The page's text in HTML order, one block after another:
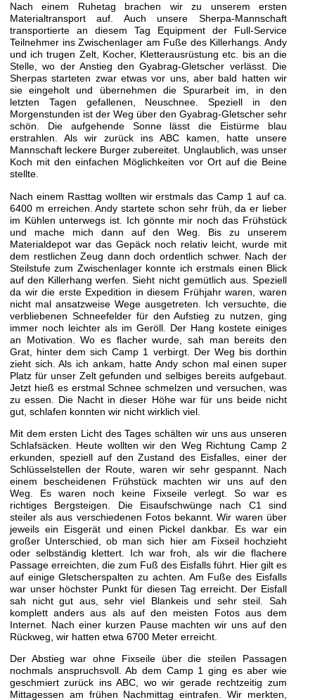
Nach einem Ruhetag brachen wir zu unserem ersten
Materialtransport auf. Auch unsere Sherpa-Mannschaft
transportierte an diesem Tag Equipment der Full-Service
Teilnehmer ins Zwischenlager am Fuße des Killerhangs. Andy
und ich trugen Zelt, Kocher, Kletterausrüstung etc. bis an die
Stelle, wo der Anstieg den Gyabrag-Gletscher verlässt. Die
Sherpas starteten zwar etwas vor uns, aber bald hatten wir
sie eingeholt und übernehmen die Spurarbeit im, in den
letzten Tagen gefallenen, Neuschnee. Speziell in den
Morgenstunden ist der Weg über den Gyabrag-Gletscher sehr
schön. Die aufgehende Sonne lässt die Eistürme blau
erstrahlen. Als wir zurück ins ABC kamen, hatte unsere
Mannschaft leckere Burger zubereitet. Unglaublich, was unser
Koch mit den einfachen Möglichkeiten vor Ort auf die Beine
stellte.
Nach einem Rasttag wollten wir erstmals das Camp 1 auf ca.
6400 m erreichen. Andy startete schon sehr früh, da er lieber
im Kühlen unterwegs ist. Ich gönnte mir noch das Frühstück
und mache mich dann auf den Weg. Bis zu unserem
Materialdepot war das Gepäck noch relativ leicht, wurde mit
dem restlichen Zeug dann doch ordentlich schwer. Nach der
Steilstufe zum Zwischenlager konnte ich erstmals einen Blick
auf den Killerhang werfen. Sieht nicht gemütlich aus. Speziell
da wir die erste Expedition in diesem Frühjahr waren, waren
nicht mal ansatzweise Wege ausgetreten. Ich versuchte, die
verbliebenen Schneefelder für den Aufstieg zu nutzen, ging
immer noch leichter als im Geröll. Der Hang kostete einiges
an Motivation. Wo es flacher wurde, sah man bereits den
Grat, hinter dem sich Camp 1 verbirgt. Der Weg bis dorthin
zieht sich. Als ich ankam, hatte Andy schon mal einen super
Platz für unser Zelt gefunden und selbiges bereits aufgebaut.
Jetzt hieß es erstmal Schnee schmelzen und versuchen, was
zu essen. Die Nacht in dieser Höhe war für uns beide nicht
gut, schlafen konnten wir nicht wirklich viel.
Mit dem ersten Licht des Tages schälten wir uns aus unseren
Schlafsäcken. Heute wollten wir den Weg Richtung Camp 2
erkunden, speziell auf den Zustand des Eisfalles, einer der
Schlüsselstellen der Route, waren wir sehr gespannt. Nach
einem bescheidenen Frühstück machten wir uns auf den
Weg. Es waren noch keine Fixseile verlegt. So war es
richtiges Bergsteigen. Die Eisaufschwünge nach C1 sind
steiler als aus verschiedenen Fotos bekannt. Wir waren über
jeweils ein Eisgerät und einen Pickel dankbar. Es war ein
großer Unterschied, ob man sich hier am Fixseil hochzieht
oder selbständig klettert. Ich war froh, als wir die flachere
Passage erreichten, die zum Fuß des Eisfalls führt. Hier gilt es
auf einige Gletscherspalten zu achten. Am Fuße des Eisfalls
war unser höchster Punkt für diesen Tag erreicht. Der Eisfall
sah nicht gut aus, sehr viel Blankeis und sehr steil. Sah
komplett anders aus als auf den meisten Fotos aus dem
Internet. Nach einer kurzen Pause machten wir uns auf den
Rückweg, wir hatten etwa 6700 Meter erreicht.
Der Abstieg war ohne Fixseile über die steilen Passagen
nochmals anspruchsvoll. Ab dem Camp 1 ging es aber wie
geschmiert zurück ins ABC, wo wir gerade rechtzeitig zum
Mittagessen am frühen Nachmittag eintrafen. Wir merkten,